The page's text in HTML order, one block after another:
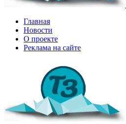
Главная
Новости
О проекте
Реклама на сайте